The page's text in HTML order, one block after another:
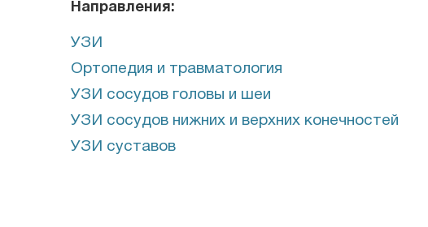
Направления:
УЗИ
Ортопедия и травматология
УЗИ сосудов головы и шеи
УЗИ сосудов нижних и верхних конечностей
УЗИ суставов